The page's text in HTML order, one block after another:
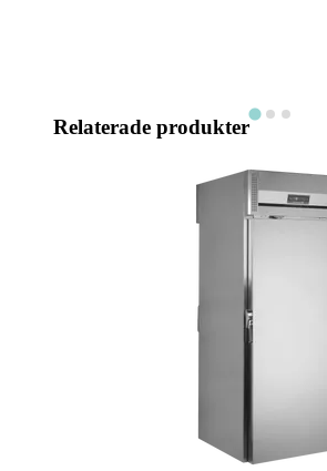
Relaterade produkter